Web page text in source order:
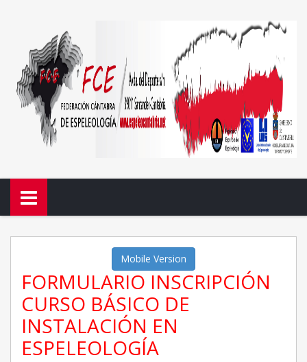
Mobile Version
FORMULARIO INSCRIPCIÓN
CURSO BÁSICO DE
INSTALACIÓN EN
ESPELEOLOGÍA